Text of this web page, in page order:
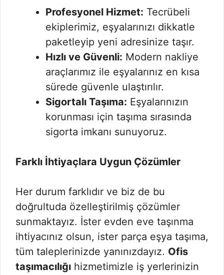
Profesyonel Hizmet: Tecrübeli
ekiplerimiz, eşyalarınızı dikkatle
paketleyip yeni adresinize taşır.
Hızlı ve Güvenli: Modern nakliye
araçlarımız ile eşyalarınız en kısa
sürede güvenle ulaştırılır.
Sigortalı Taşıma: Eşyalarınızın
korunması için taşıma sırasında
sigorta imkanı sunuyoruz.
Farklı İhtiyaçlara Uygun Çözümler
Her durum farklıdır ve biz de bu
doğrultuda özelleştirilmiş çözümler
sunmaktayız. İster evden eve taşınma
ihtiyacınız olsun, ister parça eşya taşıma,
tüm taleplerinizde yanınızdayız. Ofis
taşımacılığı hizmetimizle iş yerlerinizin